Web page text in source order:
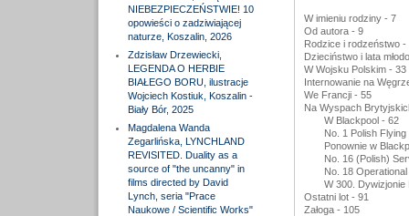
NIEBEZPIECZEŃSTWIE! 10
opowieści o zadziwiającej
naturze, Koszalin, 2026
Zdzisław Drzewiecki,
LEGENDA O HERBIE
BIAŁEGO BORU, ilustracje
Wojciech Kostiuk, Koszalin -
Biały Bór, 2025
Magdalena Wanda
Zegarlińska, LYNCHLAND
REVISITED. Duality as a
source of "the uncanny" in
films directed by David
Lynch, seria "Prace
Naukowe / Scientific Works"
W imieniu rodziny - 7
Od autora - 9
Rodzice i rodzeństwo -
Dzieciństwo i lata
W Wojsku Polskim - 33
Internowanie na
We Francji - 55
Na Wyspach
W Blackpool - 62
No. 1 Polish
Ponownie w
No. 16 (Polish)
No. 18
W 300. Dywizjonie
Ostatni lot - 91
Załoga - 105